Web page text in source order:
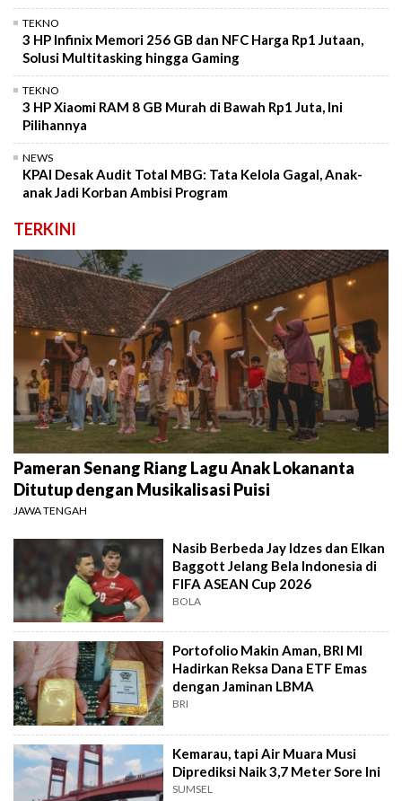
TEKNO
3 HP Infinix Memori 256 GB dan NFC Harga Rp1 Jutaan,
Solusi Multitasking hingga Gaming
TEKNO
3 HP Xiaomi RAM 8 GB Murah di Bawah Rp1 Juta, Ini
Pilihannya
NEWS
KPAI Desak Audit Total MBG: Tata Kelola Gagal, Anak-
anak Jadi Korban Ambisi Program
TERKINI
Pameran Senang Riang Lagu Anak Lokananta
Ditutup dengan Musikalisasi Puisi
JAWA TENGAH
Nasib Berbeda Jay Idzes dan Elkan
Baggott Jelang Bela Indonesia di
FIFA ASEAN Cup 2026
BOLA
Portofolio Makin Aman, BRI MI
Hadirkan Reksa Dana ETF Emas
dengan Jaminan LBMA
BRI
Kemarau, tapi Air Muara Musi
Diprediksi Naik 3,7 Meter Sore Ini
SUMSEL